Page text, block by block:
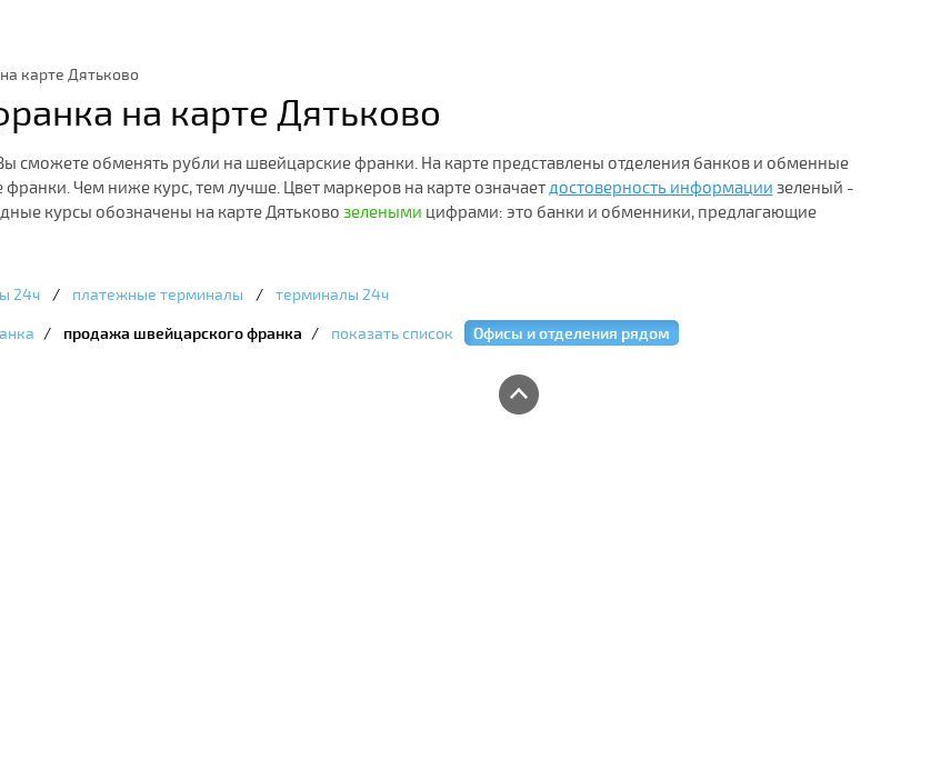
карте Дятьково
на карте Дятьково
сможете обменять рубли на швейцарские франки. На карте представлены отделения банков и обменные
Чем ниже курс, тем лучше. Цвет маркеров на карте означаетдостоверность информации зеленый -
курсы обозначены на карте Дятьково зелеными цифрами: это банки и обменники, предлагающие
24ч / платежные терминалы / терминалы 24ч
/ продажа швейцарского франка / показать список Офисы и отделения рядом